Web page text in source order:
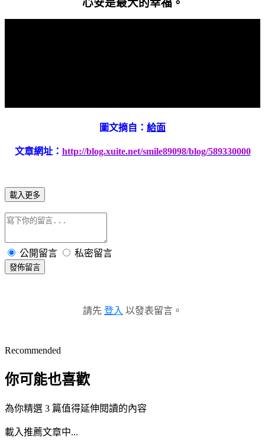
心安是最大的幸福。
圖文摘自： 給面
文章網址： http://blog.xuite.net/smile89098/blog/589330000
載入更多
公開留言 私密留言
發佈留言
請先 登入 以發表留言。
Recommended
你可能也喜歡
為你精選 3 篇值得延伸閱讀的內容
載入推薦文章中...